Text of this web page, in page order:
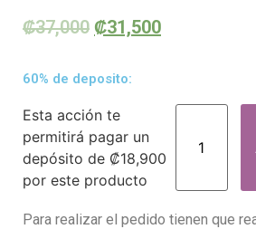
₡37,000 ₡31,500
60% de deposito:
Esta acción te
permitirá pagar un
depósito de ₡18,900
por este producto
Para realizar el pedido tienen que